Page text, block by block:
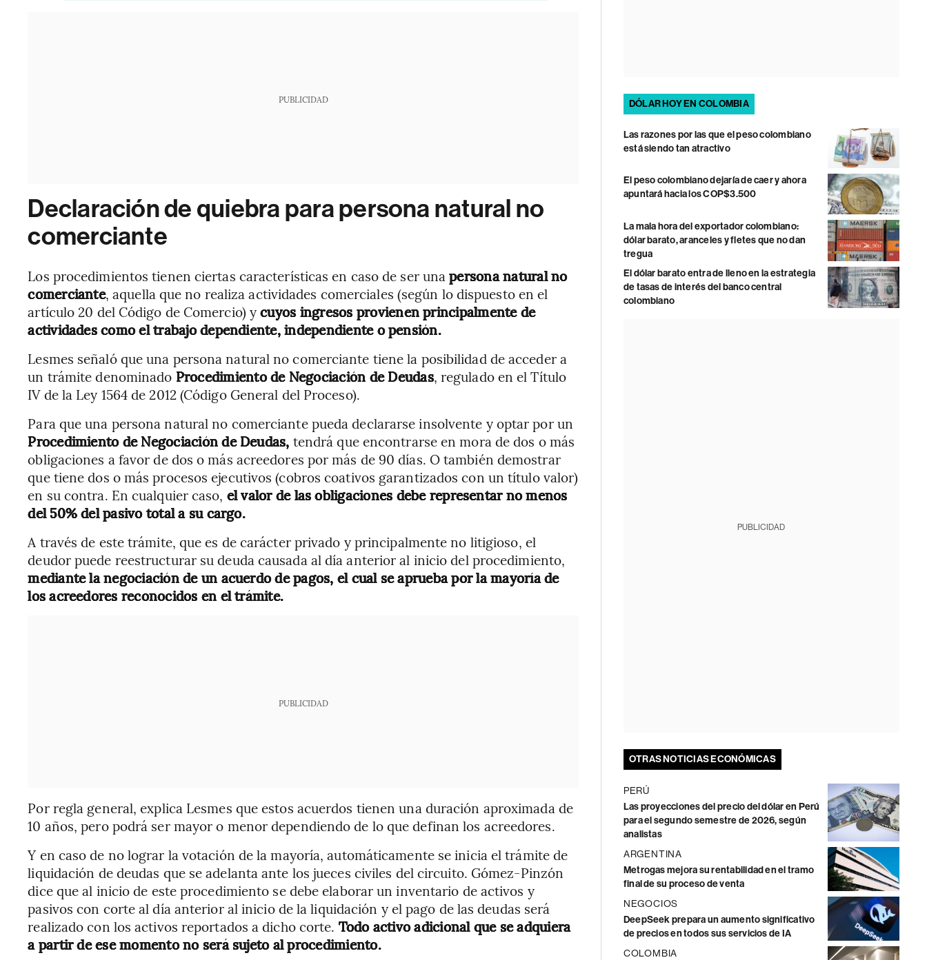
PUBLICIDAD
Declaración de quiebra para persona natural no
comerciante
Los procedimientos tienen ciertas características en caso de ser unapersona natural no
comerciante, aquella que no realiza actividades comerciales (según lo dispuesto en el
artículo 20 del Código de Comercio) ycuyos ingresos provienen principalmente de
actividades como el trabajo dependiente, independiente o pensión.
Lesmes señaló que una persona natural no comerciante tiene la posibilidad de acceder a
un trámite denominado Procedimiento de Negociación de Deudas, regulado en el Título
IV de la Ley 1564 de 2012 (Código General del Proceso).
Para que una persona natural no comerciante pueda declararse insolvente y optar por un
Procedimiento de Negociación de Deudas, tendrá que encontrarse en mora de dos o más
obligaciones a favor de dos o más acreedores por más de 90 días. O también demostrar
que tiene dos o más procesos ejecutivos (cobros coativos garantizados con un título valor)
en su contra. En cualquier caso, el valor de las obligaciones debe representar no menos
del 50% del pasivo total a su cargo.
A través de este trámite, que es de carácter privado y principalmente no litigioso, el
deudor puede reestructurar su deuda causada al día anterior al inicio del procedimiento,
mediante la negociación de un acuerdo de pagos, el cual se aprueba por la mayoría de
los acreedores reconocidos en el trámite.
PUBLICIDAD
Por regla general, explica Lesmes que estos acuerdos tienen una duración aproximada de
10 años, pero podrá ser mayor o menor dependiendo de lo que definan los acreedores.
Y en caso de no lograr la votación de la mayoría, automáticamente se inicia el trámite de
liquidación de deudas que se adelanta ante los jueces civiles del circuito. Gómez-Pinzón
dice que al inicio de este procedimiento se debe elaborar un inventario de activos y
pasivos con corte al día anterior al inicio de la liquidación y el pago de las deudas será
realizado con los activos reportados a dicho corte. Todo activo adicional que se adquiera
a partir de ese momento no será sujeto al procedimiento.
DÓLAR HOY EN COLOMBIA
Las razones por las que el peso colombiano
está siendo tan atractivo
El peso colombiano dejaría de caer y ahora
apuntará hacia los COP$3.500
La mala hora del exportador colombiano:
dólar barato, aranceles y fletes que no dan
tregua
El dólar barato entra de lleno en la estrategia
de tasas de interés del banco central
colombiano
PUBLICIDAD
OTRAS NOTICIAS ECONÓMICAS
PERÚ
Las proyecciones del precio del dólar en Perú
para el segundo semestre de 2026, según
analistas
ARGENTINA
Metrogas mejora su rentabilidad en el tramo
final de su proceso de venta
NEGOCIOS
DeepSeek prepara un aumento significativo
de precios en todos sus servicios de IA
COLOMBIA